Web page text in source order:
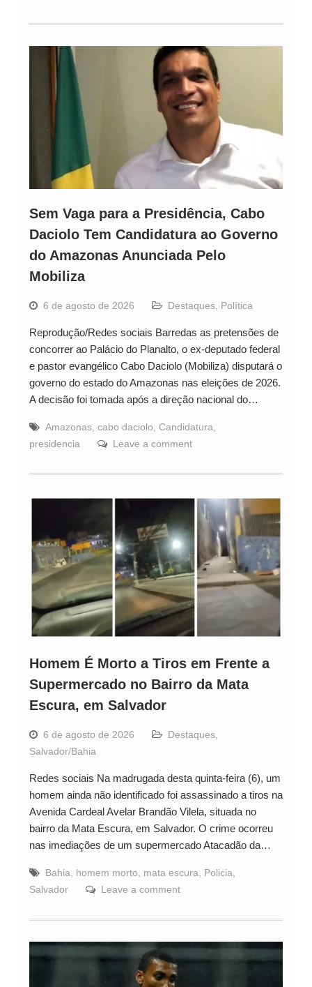
Sem Vaga para a Presidência, Cabo
Daciolo Tem Candidatura ao Governo
do Amazonas Anunciada Pelo
Mobiliza
6 de agosto de 2026 Destaques, Política
Reprodução/Redes sociais Barredas as pretensões de
concorrer ao Palácio do Planalto, o ex-deputado federal
e pastor evangélico Cabo Daciolo (Mobiliza) disputará o
governo do estado do Amazonas nas eleições de 2026.
A decisão foi tomada após a direção nacional do…
Amazonas, cabo daciolo Candidatura
presidencia
Leave a comment
Homem É Morto a Tiros em Frente a
Supermercado no Bairro da Mata
Escura, em Salvador
6 de agosto de 2026 Destaques,
Salvador/Bahia
Redes sociais Na madrugada desta quinta-feira (6), um
homem ainda não identificado foi assassinado a tiros na
Avenida Cardeal Avelar Brandão Vilela, situada no
bairro da Mata Escura, em Salvador. O crime ocorreu
nas imediações de um supermercado Atacadão da…
Bahia homem morto mata escura Policia
Salvador
Leave a comment